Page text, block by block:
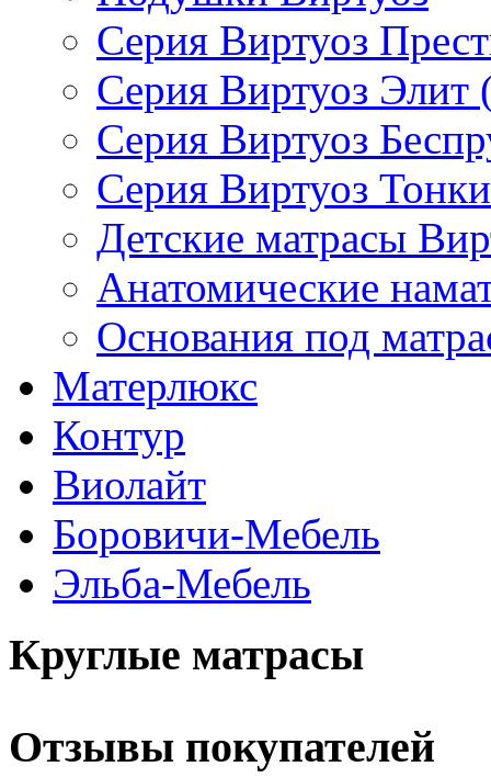
Серия Виртуоз
Серия Виртуоз Элит
Серия Виртуоз
Серия Виртуоз
Детские матрасы
Анатомические
Основания под
Матерлюкс
Контур
Виолайт
Боровичи-Мебель
Эльба-Мебель
Круглые матрасы
Отзывы покупателей